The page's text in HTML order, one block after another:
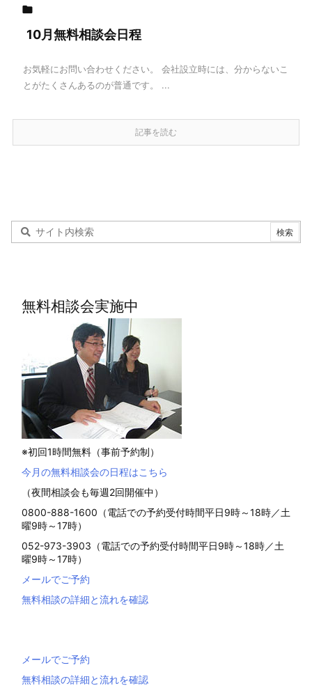

10月無料相談会日程
お気軽にお問い合わせください。 会社設立時には、分からないこ
とがたくさんあるのが普通です。 ...
記事を読む
無料相談会実施中
※初回1時間無料（事前予約制）
今月の無料相談会の日程はこちら
（夜間相談会も毎週2回開催中）
0800-888-1600（電話での予約受付時間平日9時～18時／土
曜9時～17時）
052-973-3903（電話での予約受付時間平日9時～18時／土
曜9時～17時）
メールでご予約
無料相談の詳細と流れを確認
メールでご予約
無料相談の詳細と流れを確認